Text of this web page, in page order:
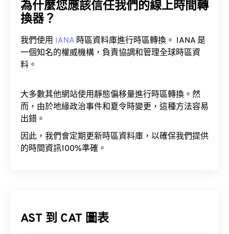
為什麼您應該信任我們的線上時間轉
換器？
我們使用 IANA 時區資料庫進行時區轉換。 IANA 是
一個知名的權威機構，負責協調和管理全球時區資
料。
大多數其他網站使用靜態偏移量進行時區轉換。然
而，由於地緣政治事件和夏令時變更，這種方法容易
出錯。
因此，我們會定期更新時區資料庫，以確保我們提供
的時間資訊100%準確。
AST 到 CAT 圖表